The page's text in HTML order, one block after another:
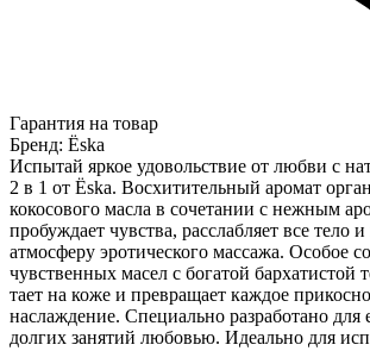
Гарантия на товар
Бренд: Ёska
Испытай яркое удовольствие от любви с
2 в 1 от Ёska. Восхитительный аромат
кокосового масла в сочетании с нежным
пробуждает чувства, расслабляет все тело
атмосферу эротического массажа. Особое
чувственных масел с богатой бархатистой
тает на коже и превращает каждое
наслаждение. Специально разработано для
долгих занятий любовью. Идеально для